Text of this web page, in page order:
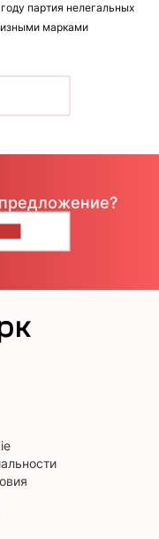
партия нелегальных
марками